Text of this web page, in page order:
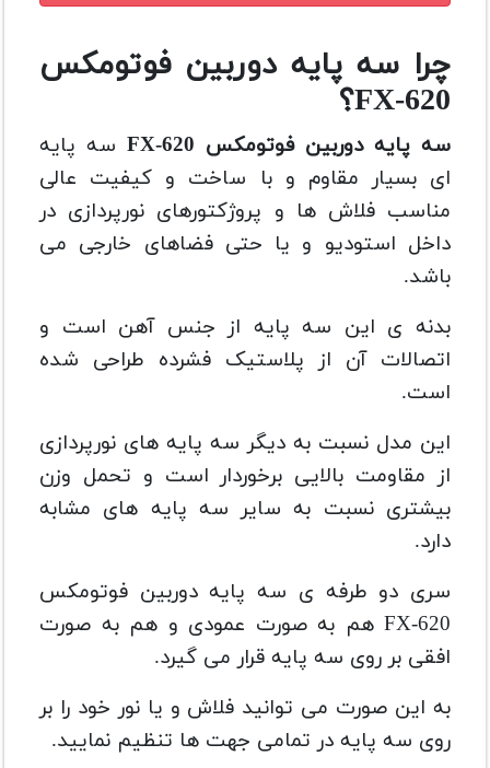
چرا سه پایه دوربین فوتومکس
FX-620؟
سه پایه دوربین فوتومکس FX-620
سه پایه
ای بسیار مقاوم و با ساخت و کیفیت عالی
مناسب فلاش ها و پروژکتورهای نورپردازی در
داخل استودیو و یا حتی فضاهای خارجی می
باشد.
بدنه ی این سه پایه از جنس آهن است و
اتصالات آن از پلاستیک فشرده طراحی شده
است.
این مدل نسبت به دیگر سه پایه های نورپردازی
از مقاومت بالایی برخوردار است و تحمل وزن
بیشتری نسبت به سایر سه پایه های مشابه
دارد.
سری دو طرفه ی سه پایه دوربین فوتومکس
FX-620 هم به صورت عمودی و هم به صورت
افقی بر روی سه پایه قرار می گیرد.
به این صورت می توانید فلاش و یا نور خود را بر
روی سه پایه در تمامی جهت ها تنظیم نمایید.